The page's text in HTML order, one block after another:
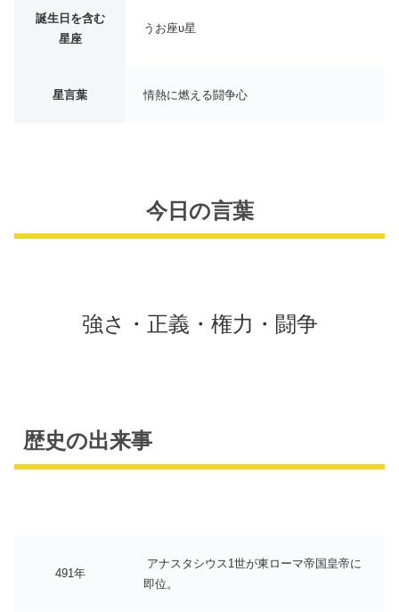
誕生日を含む
星座
うお座υ星
星言葉 情熱に燃える闘争心
今日の言葉
強さ・正義・権力・闘争
歴史の出来事
491年
アナスタシウス1世が東ローマ帝国皇帝に
即位。